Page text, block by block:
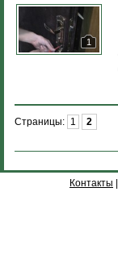
1
Страницы: 1 2
Контакты